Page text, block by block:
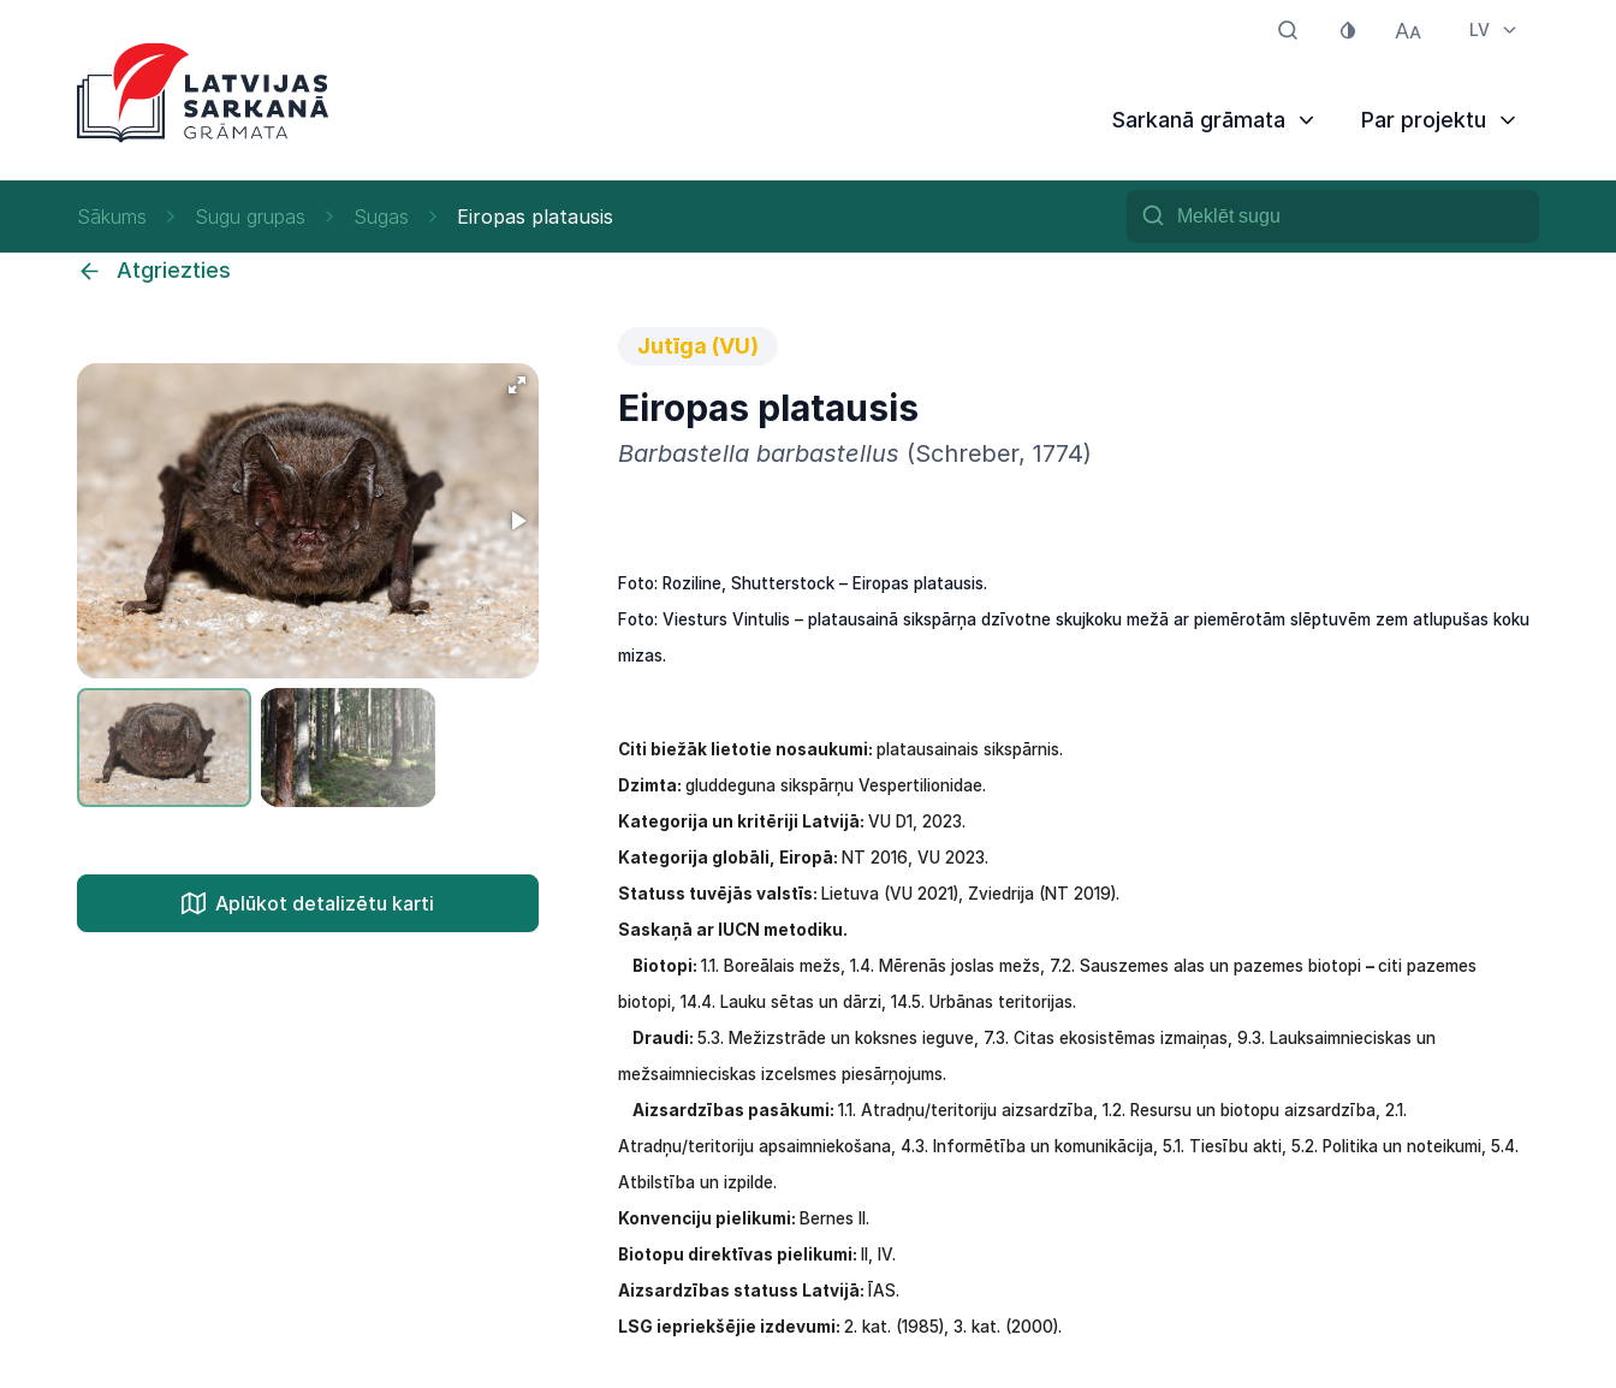
LV
Sarkanā grāmata Par projektu
Sākums Sugu grupas Sugas Eiropas platausis
Atgriezties
Aplūkot detalizētu karti
Jutīga (VU)
Eiropas platausis
Barbastella barbastellus (Schreber, 1774)
Foto: Roziline, Shutterstock – Eiropas platausis.
Foto: Viesturs Vintulis – platausainā sikspārņa dzīvotne skujkoku mežā ar piemērotām slēptuvēm zem atlupušas koku
mizas.
Citi biežāk lietotie nosaukumi: platausainais sikspārnis.
Dzimta: gluddeguna sikspārņu Vespertilionidae.
Kategorija un kritēriji Latvijā: VU D1, 2023.
Kategorija globāli, Eiropā: NT 2016, VU 2023.
Statuss tuvējās valstīs: Lietuva (VU 2021), Zviedrija (NT 2019).
Saskaņā ar IUCN metodiku.
Biotopi: 1.1. Boreālais mežs, 1.4. Mērenās joslas mežs, 7.2. Sauszemes alas un pazemes biotopi –citi pazemes
biotopi, 14.4. Lauku sētas un dārzi, 14.5. Urbānas teritorijas.
Draudi: 5.3. Mežizstrāde un koksnes ieguve, 7.3. Citas ekosistēmas izmaiņas, 9.3. Lauksaimnieciskas un
mežsaimnieciskas izcelsmes piesārņojums.
Aizsardzības pasākumi: 1.1. Atradņu/teritoriju aizsardzība, 1.2. Resursu un biotopu aizsardzība, 2.1.
Atradņu/teritoriju apsaimniekošana, 4.3. Informētība un komunikācija, 5.1. Tiesību akti, 5.2. Politika un noteikumi, 5.4.
Atbilstība un izpilde.
Konvenciju pielikumi: Bernes II.
Biotopu direktīvas pielikumi:
IV.
Aizsardzības statuss Latvijā: ĪAS.
LSG iepriekšējie izdevumi: 2. kat. (1985), 3. kat. (2000).